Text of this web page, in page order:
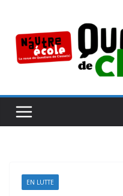
contenu
EN LUTTE